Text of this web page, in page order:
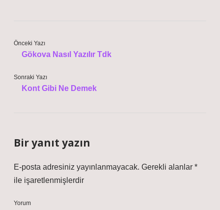
Önceki Yazı
Gökova Nasıl Yazılır Tdk
Sonraki Yazı
Kont Gibi Ne Demek
Bir yanıt yazın
E-posta adresiniz yayınlanmayacak. Gerekli alanlar *
ile işaretlenmişlerdir
Yorum